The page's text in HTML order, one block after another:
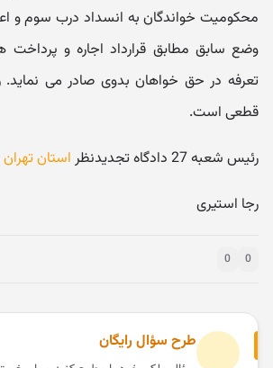
محکومیت خواندگان به انسداد درب سوم و
وضع سابق مطابق قرارداد اجاره و پرداخت
تعرفه در حق خواهان بدوی صادر می
قطعی است.
رئیس شعبه 27 دادگاه تجدیدنظر استان تهران
رجا استیری
0
0
طرح سؤال رایگان